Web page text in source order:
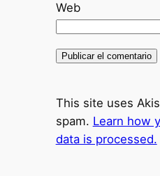
Web
This site uses
spam. Learn how
data is processed.